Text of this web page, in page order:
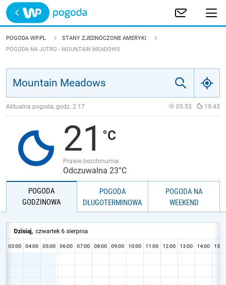
Trwa ładowanie
POLSKA
JAKOŚĆ POWIETRZA
POGODA WP.PL
STANY ZJEDNOCZONE AMERYKI
POGODA NA JUTRO - MOUNTAIN MEADOWS
Aktualna pogoda, godz. 2:17 05:53 19:43
21
Prawie bezchmurnie
Odczuwalna 23°C
POGODA
GODZINOWA
POGODA
DŁUGOTERMINOWA
POGODA NA
WEEKEND